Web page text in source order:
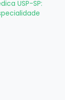
USP-SP: